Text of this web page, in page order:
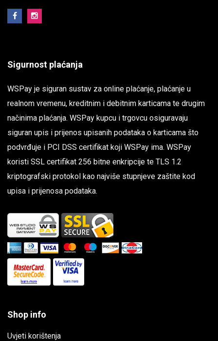
Sigurnost plaćanja
WSPay je siguran sustav za online plaćanje, plaćanje u
realnom vremenu, kreditnim i debitnim karticama te drugim
načinima plaćanja. WSPay kupcu i trgovcu osiguravaju
siguran upis i prijenos upisanih podataka o karticama što
podvrđuje i PCI DSS certifikat koji WSPay ima. WSPay
koristi SSL certifikat 256 bitne enkripcije te TLS 1.2
kriptografski protokol kao najviše stupnjeve zaštite kod
upisa i prijenosa podataka.
Shop info
Uvjeti korištenja